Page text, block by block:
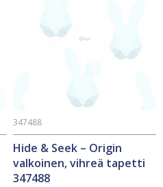
Hide & Seek – Origin
valkoinen, vihreä tapetti
347488
347488